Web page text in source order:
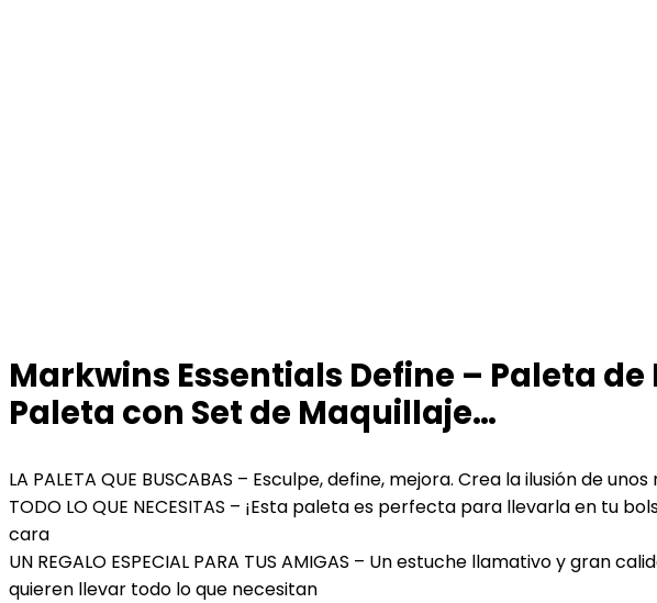
Markwins Essentials Define – Paleta
Paleta con Set de Maquillaje…
LA PALETA QUE BUSCABAS – Esculpe, define, mejora. Crea la ilusión de
TODO LO QUE NECESITAS – ¡Esta paleta es perfecta para llevarla en
cara
UN REGALO ESPECIAL PARA TUS AMIGAS – Un estuche llamativo y
quieren llevar todo lo que necesitan